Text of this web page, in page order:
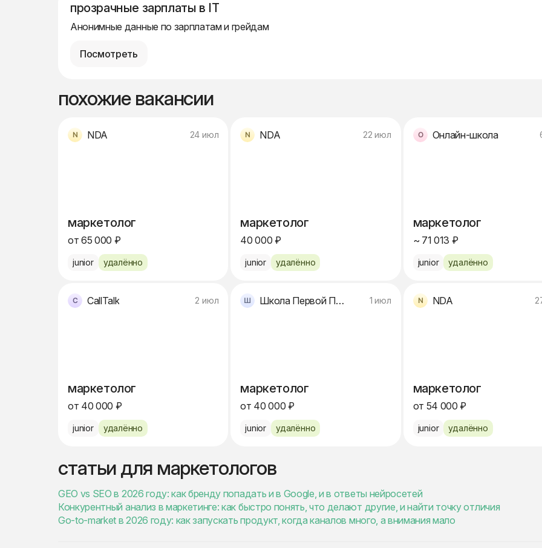
прозрачные зарплаты в IT
Анонимные данные по зарплатам и грейдам
Посмотреть
похожие вакансии
NDA 24 июл
маркетолог
от 65 000 ₽
junior удалённо
NDA 22 июл
маркетолог
40 000 ₽
junior удалённо
Онлайн-школа
маркетолог
~ 71 013 ₽
junior удалённо
CallTalk 2 июл
маркетолог
от 40 000 ₽
junior удалённо
Школа Первой Помощи Юлии Пролыгиной 1 июл
маркетолог
от 40 000 ₽
junior удалённо
NDA
маркетолог
от 54 000 ₽
junior удалённо
статьи для маркетологов
GEO vs SEO в 2026 году: как бренду попадать и в Google, и в ответы нейросетей
Конкурентный анализ в маркетинге: как быстро понять, что делают другие, и найти точку отличия
Go-to-market в 2026 году: как запускать продукт, когда каналов много, а внимания мало